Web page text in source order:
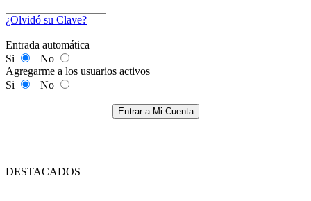
¿Olvidó su Clave?
Entrada automática
Si
No
Agregarme a los usuarios activos
Si
No
Entrar a Mi Cuenta
DESTACADOS